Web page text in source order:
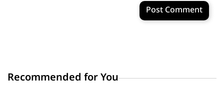
Post Comment
Recommended for You